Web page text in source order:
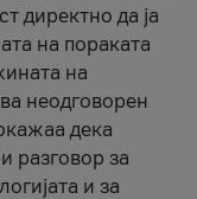
директно да ја
на пораката
на
неодговорен
дека
разговор за
и за